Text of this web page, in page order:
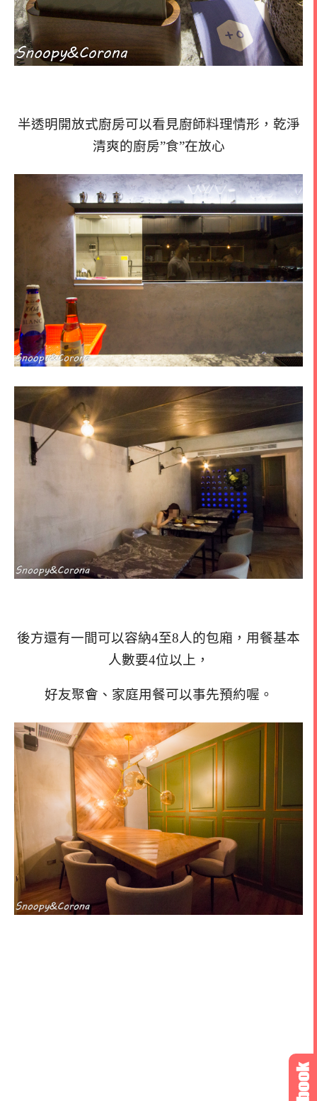
半透明開放式廚房可以看見廚師料理情形，乾淨
清爽的廚房”食”在放心
後方還有一間可以容納4至8人的包廂，用餐基本
人數要4位以上，
好友聚會、家庭用餐可以事先預約喔。